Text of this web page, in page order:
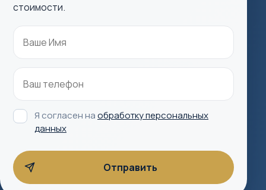
стоимости.
Я согласен наобработку персональных
данных